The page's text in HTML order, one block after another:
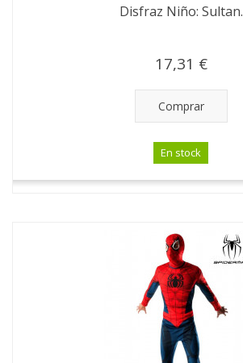
Disfraz Niño: Sultan.
17,31 €
Comprar
En stock